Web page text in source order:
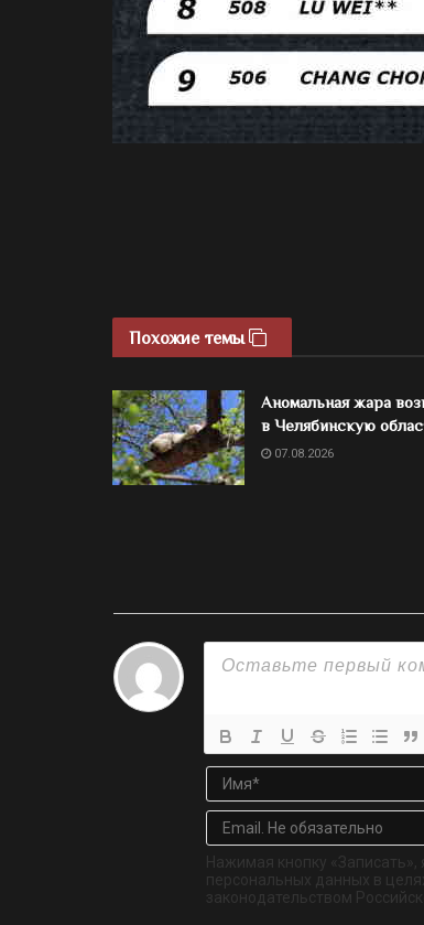
Похожие темы
Аномальная жара
в Челябинскую
07.08.2026
Нажимая кнопку
персональных данных в
законодательством